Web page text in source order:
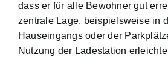
dass er für alle Bewohner gut
zentrale Lage, beispielsweise in
Hauseingangs oder der
Nutzung der Ladestation